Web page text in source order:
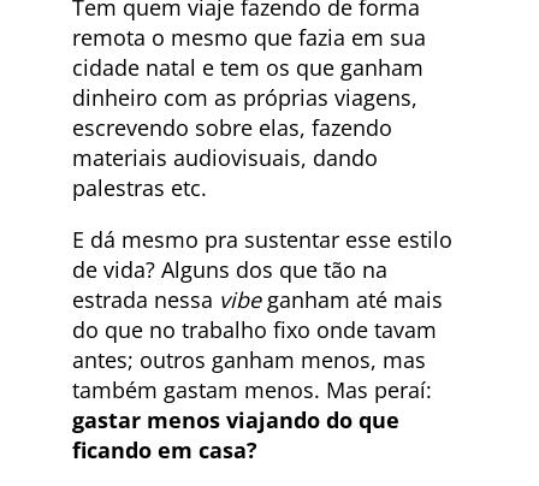
Tem quem viaje fazendo de forma
remota o mesmo que fazia em sua
cidade natal e tem os que ganham
dinheiro com as próprias viagens,
escrevendo sobre elas, fazendo
materiais audiovisuais, dando
palestras etc.
E dá mesmo pra sustentar esse estilo
de vida? Alguns dos que tão na
estrada nessa vibeganham até mais
do que no trabalho fixo onde tavam
antes; outros ganham menos, mas
também gastam menos. Mas peraí:
gastar menos viajando do que
ficando em casa?